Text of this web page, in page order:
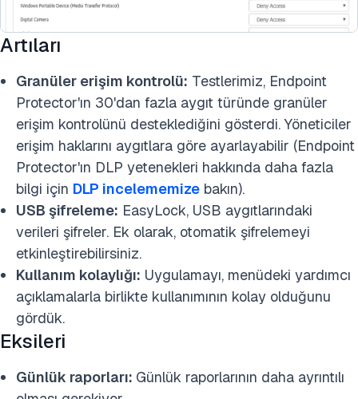
Artıları
Granüler erişim kontrolü: Testlerimiz, Endpoint
Protector'ın 30'dan fazla aygıt türünde granüler
erişim kontrolünü desteklediğini gösterdi. Yöneticiler
erişim haklarını aygıtlara göre ayarlayabilir (Endpoint
Protector'ın DLP yetenekleri hakkında daha fazla
bilgi için DLP incelememize bakın).
USB şifreleme: EasyLock, USB aygıtlarındaki
verileri şifreler. Ek olarak, otomatik şifrelemeyi
etkinleştirebilirsiniz.
Kullanım kolaylığı: Uygulamayı, menüdeki yardımcı
açıklamalarla birlikte kullanımının kolay olduğunu
gördük.
Eksileri
Günlük raporları: Günlük raporlarının daha ayrıntılı